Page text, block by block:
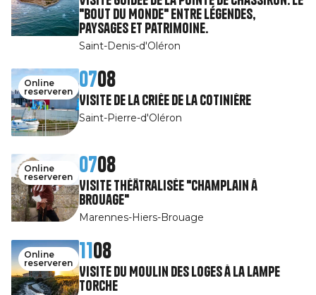
"Bout du Monde" entre légendes,
paysages et patrimoine.
Saint-Denis-d'Oléron
Online
reserveren
0708
Visite de la Criée de la Cotinière
Saint-Pierre-d'Oléron
Online
reserveren
0708
Visite théâtralisée "Champlain à
Brouage"
Marennes-Hiers-Brouage
Online
reserveren
1108
Visite du Moulin des Loges à la Lampe
Torche